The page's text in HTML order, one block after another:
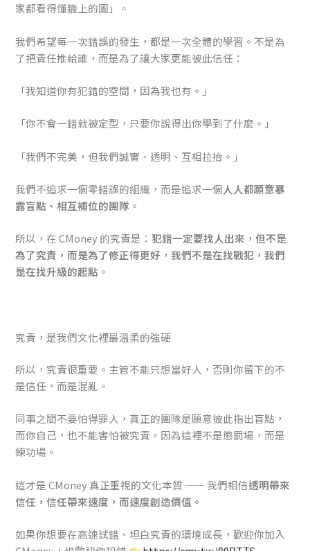
家都看得懂牆上的圖」。
我們希望每一次錯誤的發生，都是一次全體的學習。不是為
了把責任推給誰，而是為了讓大家更能彼此信任：
「我知道你有犯錯的空間，因為我也有。」
「你不會一錯就被定型，只要你說得出你學到了什麼。」
「我們不完美，但我們誠實、透明、互相拉抬。」
我們不追求一個零錯誤的組織，而是追求一個人人都願意暴
露盲點、相互補位的團隊 。
所以，在 CMoney 的究責是：犯錯一定要找人出來，但不是
為了究責，而是為了修正得更好 ，我們不是在找戰犯，我們
是在找升級的起點 。
究責，是我們文化裡最溫柔的強硬
所以，究責很重要。主管不能只想當好人，否則你留下的不
是信任，而是混亂。
同事之間不要怕得罪人，真正的團隊是願意彼此指出盲點，
而你自己，也不能害怕被究責。因為這裡不是懲罰場，而是
練功場。
這才是 CMoney 真正重視的文化本質 —— 我們相信透明帶來
信任，信任帶來速度，而速度創造價值。
如果你想要在高速試錯、坦白究責的環境成長，歡迎你加入